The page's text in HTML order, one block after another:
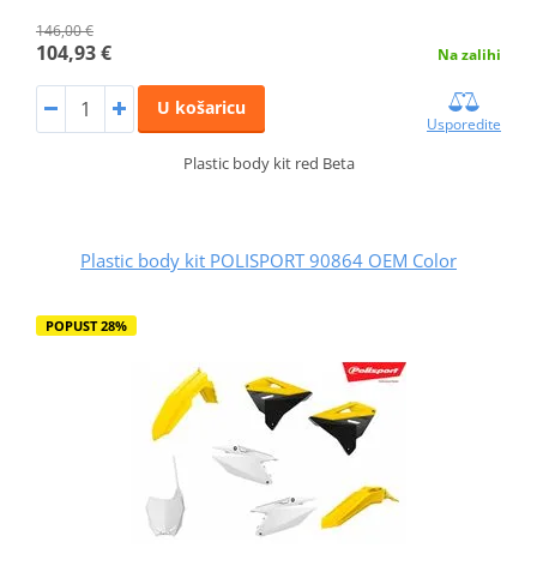
146,00 €
104,93 € Na zalihi
U košaricu
Usporedite
Plastic body kit red Beta
Plastic body kit POLISPORT 90864 OEM Color
POPUST 28%